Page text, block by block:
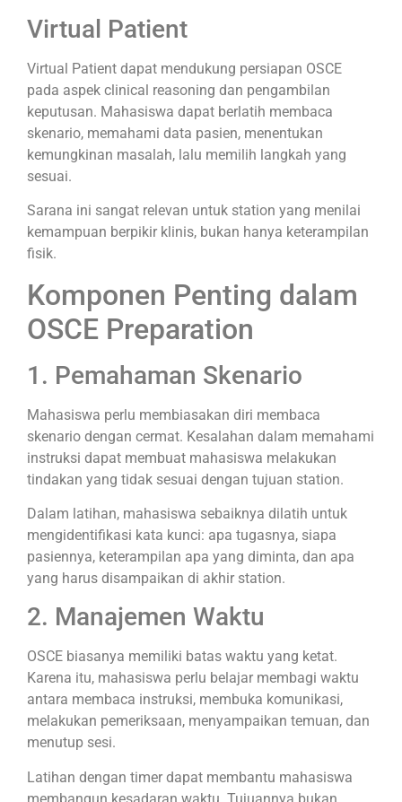
Virtual Patient
Virtual Patient dapat mendukung persiapan OSCE
pada aspek clinical reasoning dan pengambilan
keputusan. Mahasiswa dapat berlatih membaca
skenario, memahami data pasien, menentukan
kemungkinan masalah, lalu memilih langkah yang
sesuai.
Sarana ini sangat relevan untuk station yang menilai
kemampuan berpikir klinis, bukan hanya keterampilan
fisik.
Komponen Penting dalam
OSCE Preparation
1. Pemahaman Skenario
Mahasiswa perlu membiasakan diri membaca
skenario dengan cermat. Kesalahan dalam memahami
instruksi dapat membuat mahasiswa melakukan
tindakan yang tidak sesuai dengan tujuan station.
Dalam latihan, mahasiswa sebaiknya dilatih untuk
mengidentifikasi kata kunci: apa tugasnya, siapa
pasiennya, keterampilan apa yang diminta, dan apa
yang harus disampaikan di akhir station.
2. Manajemen Waktu
OSCE biasanya memiliki batas waktu yang ketat.
Karena itu, mahasiswa perlu belajar membagi waktu
antara membaca instruksi, membuka komunikasi,
melakukan pemeriksaan, menyampaikan temuan, dan
menutup sesi.
Latihan dengan timer dapat membantu mahasiswa